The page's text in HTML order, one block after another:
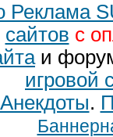
Реклама
сайтов с
и
игровой
Анекдоты.